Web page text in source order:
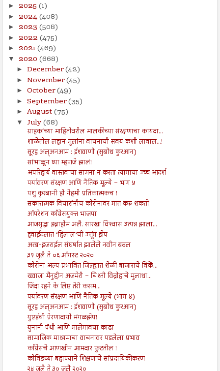
► 2025 (1)
► 2024(408)
► 2023 (508)
► 2022 (475)
► 2021(469)
▼ 2020 (668)
► December(42)
► November(45)
► October(49)
► September(35)
► August(75)
▼ July(68)
ग्राहकांच्या माहितीवरील मालकीच्या संरक्षणाचा कायदा...
शाळेतील लहान मुलांना वाचनाची सवय कशी लावाल...!
सूरह अल्अनआम : ईशवाणी (सुबोध कुरआन)
सांभाळून घ्या म्हणजे झालं!
अपरिहार्य वास्तवाचा सामना न करता त्यागाचा उच्च आदर्श
पर्यावरण संरक्षण आणि नैतिक मूल्ये – भाग ५
पशु कुरबानी ही नेहमी प्रतिकात्मकच !
सकारात्मक विचारांनीच कोरोनावर मात करू शकतो
ऑपरेशन काँग्रेसयुक्त भाजपा
आजसुद्धा इब्राहीम अलै. सारखा विश्‍वास उत्पन्न झाला...
हवाईदलात ‘हिलाल’ची उत्तूंग झेप
अरब-इजराईल संघर्षात झालेले नवीन बदल
३१ जुलै ते ०६ ऑगस्ट २०२०
कोरोना अल्प प्रभावित जिल्ह्यात शेळी बाजाराचे विकें...
ख्वाजा मैनुद्दीन अजमेरी – चिश्ती विद्रोहाचे मुलाधा...
जिंदा रहने के लिए तेरी कसम...
पर्यावरण संरक्षण आणि नैतिक मूल्ये (भाग ४)
सूरह अल्अनआम : ईशवाणी (सुबोध कुरआन)
युएईची प्रेरणादायी मंगळझेप!
युनानी पॅथी आणि मालेगावचा काढा
सामाजिक माध्यमाचा वाचनावर पडलेला प्रभाव
काँग्रेसचे आणखीन आमदार फुटतील !
कोविडच्या बहाण्याने शिक्षणाचे सांप्रदायिकीकरण